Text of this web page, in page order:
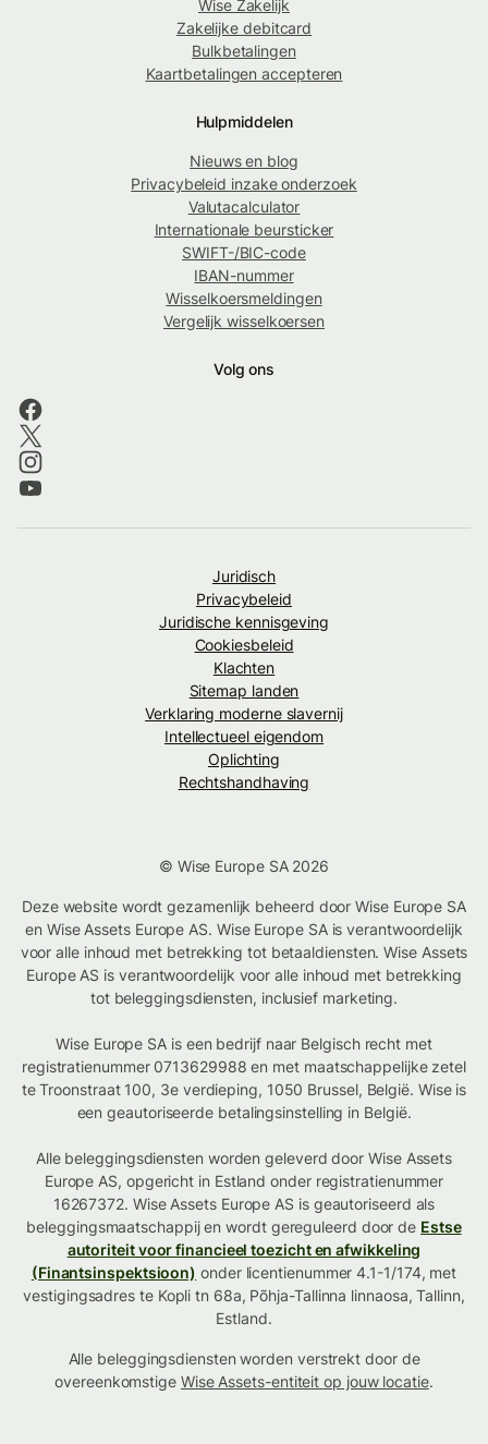
Wise Zakelijk
Zakelijke debitcard
Bulkbetalingen
Kaartbetalingen accepteren
Hulpmiddelen
Nieuws en blog
Privacybeleid inzake onderzoek
Valutacalculator
Internationale beursticker
SWIFT-/BIC-code
IBAN-nummer
Wisselkoersmeldingen
Vergelijk wisselkoersen
Volg ons
Juridisch
Privacybeleid
Juridische kennisgeving
Cookiesbeleid
Klachten
Sitemap landen
Verklaring moderne slavernij
Intellectueel eigendom
Oplichting
Rechtshandhaving
© Wise Europe SA 2026
Deze website wordt gezamenlijk beheerd door Wise Europe SA
en Wise Assets Europe AS. Wise Europe SA is verantwoordelijk
voor alle inhoud met betrekking tot betaaldiensten. Wise Assets
Europe AS is verantwoordelijk voor alle inhoud met betrekking
tot beleggingsdiensten, inclusief marketing.
Wise Europe SA is een bedrijf naar Belgisch recht met
registratienummer 0713629988 en met maatschappelijke zetel
te Troonstraat 100, 3e verdieping, 1050 Brussel, België. Wise is
een geautoriseerde betalingsinstelling in België.
Alle beleggingsdiensten worden geleverd door Wise Assets
Europe AS, opgericht in Estland onder registratienummer
16267372. Wise Assets Europe AS is geautoriseerd als
beleggingsmaatschappij en wordt gereguleerd door de Estse
autoriteit voor financieel toezicht en afwikkeling
(Finantsinspektsioon) onder licentienummer 4.1-1/174, met
vestigingsadres te Kopli tn 68a, Põhja-Tallinna linnaosa, Tallinn,
Estland.
Alle beleggingsdiensten worden verstrekt door de
overeenkomstige Wise Assets-entiteit op jouw locatie.